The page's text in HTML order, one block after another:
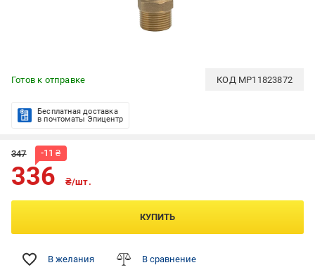
Готов к отправке КОД MP11823872
Бесплатная доставка
в почтоматы Эпицентр
347 -11 ₴
336 ₴/шт.
КУПИТЬ
В желания В сравнение